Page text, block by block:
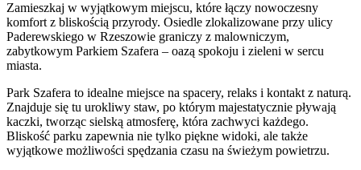
Zamieszkaj w wyjątkowym miejscu, które łączy nowoczesny
komfort z bliskością przyrody. Osiedle zlokalizowane przy ulicy
Paderewskiego w Rzeszowie graniczy z malowniczym,
zabytkowym Parkiem Szafera – oazą spokoju i zieleni w sercu
miasta.
Park Szafera to idealne miejsce na spacery, relaks i kontakt z naturą.
Znajduje się tu urokliwy staw, po którym majestatycznie pływają
kaczki, tworząc sielską atmosferę, która zachwyci każdego.
Bliskość parku zapewnia nie tylko piękne widoki, ale także
wyjątkowe możliwości spędzania czasu na świeżym powietrzu.